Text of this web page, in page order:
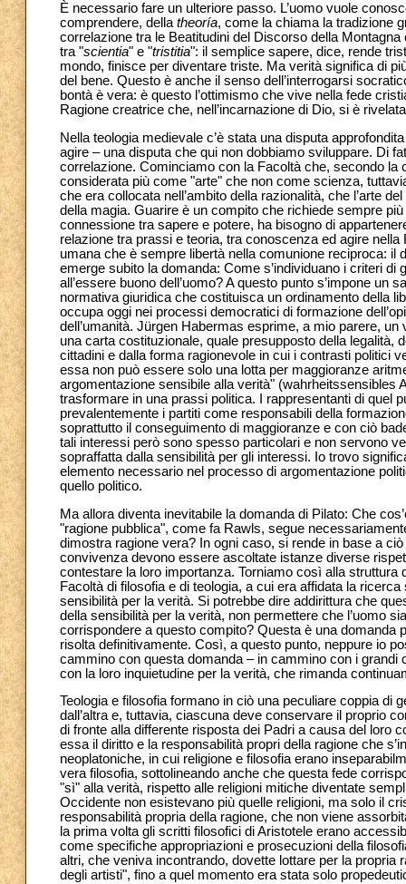
È necessario fare un ulteriore passo. L’uomo vuole
comprendere, dellatheoría, come la chiama la tradizione
correlazione tra le Beatitudini del Discorso della
tra "scientia" e "tristitia": il semplice sapere, dice, rende
mondo, finisce per diventare triste. Ma verità significa di
del bene. Questo è anche il senso dell’interrogarsi
bontà è vera: è questo l’ottimismo che vive nella fede
Ragione creatrice che, nell’incarnazione di Dio, si è
Nella teologia medievale c’è stata una disputa
agire – una disputa che qui non dobbiamo sviluppare. Di
correlazione. Cominciamo con la Facoltà che, secondo la
considerata più come "arte" che non come scienza,
che era collocata nell’ambito della razionalità, che l’arte
della magia. Guarire è un compito che richiede sempre
connessione tra sapere e potere, ha bisogno di
relazione tra prassi e teoria, tra conoscenza ed agire
umana che è sempre libertà nella comunione reciproca: il
emerge subito la domanda: Come s’individuano i criteri
all’essere buono dell’uomo? A questo punto s’impone
normativa giuridica che costituisca un ordinamento della
occupa oggi nei processi democratici di formazione
dell’umanità. Jürgen Habermas esprime, a mio parere,
una carta costituzionale, quale presupposto della legalità,
cittadini e dalla forma ragionevole in cui i contrasti politici
essa non può essere solo una lotta per maggioranze
argomentazione sensibile alla verità" (wahrheitssensibles
trasformare in una prassi politica. I rappresentanti di quel
prevalentemente i partiti come responsabili della
soprattutto il conseguimento di maggioranze e con ciò
tali interessi però sono spesso particolari e non servono
sopraffatta dalla sensibilità per gli interessi. Io trovo
elemento necessario nel processo di argomentazione
quello politico.
Ma allora diventa inevitabile la domanda di Pilato: Che
"ragione pubblica", come fa Rawls, segue
dimostra ragione vera? In ogni caso, si rende in base a
convivenza devono essere ascoltate istanze diverse
contestare la loro importanza. Torniamo così alla struttura
Facoltà di filosofia e di teologia, a cui era affidata la
sensibilità per la verità. Si potrebbe dire addirittura che
della sensibilità per la verità, non permettere che l’uomo
corrispondere a questo compito? Questa è una domanda
risolta definitivamente. Così, a questo punto, neppure io
cammino con questa domanda – in cammino con i
con la loro inquietudine per la verità, che rimanda
Teologia e filosofia formano in ciò una peculiare coppia di
dall’altra e, tuttavia, ciascuna deve conservare il proprio
di fronte alla differente risposta dei Padri a causa del loro
essa il diritto e la responsabilità propri della ragione che
neoplatoniche, in cui religione e filosofia erano
vera filosofia, sottolineando anche che questa fede
"sì" alla verità, rispetto alle religioni mitiche diventate
Occidente non esistevano più quelle religioni, ma solo il
responsabilità propria della ragione, che non viene
la prima volta gli scritti filosofici di Aristotele erano
come specifiche appropriazioni e prosecuzioni della
altri, che veniva incontrando, dovette lottare per la
degli artisti", fino a quel momento era stata solo